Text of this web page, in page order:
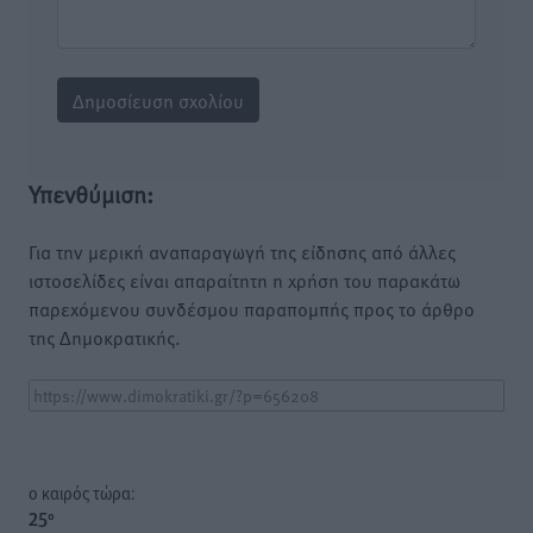
Υπενθύμιση:
Για την μερική αναπαραγωγή της είδησης από άλλες
ιστοσελίδες είναι απαραίτητη η χρήση του παρακάτω
παρεχόμενου συνδέσμου παραπομπής προς το άρθρο
της Δημοκρατικής.
o καιρός τώρα:
25°